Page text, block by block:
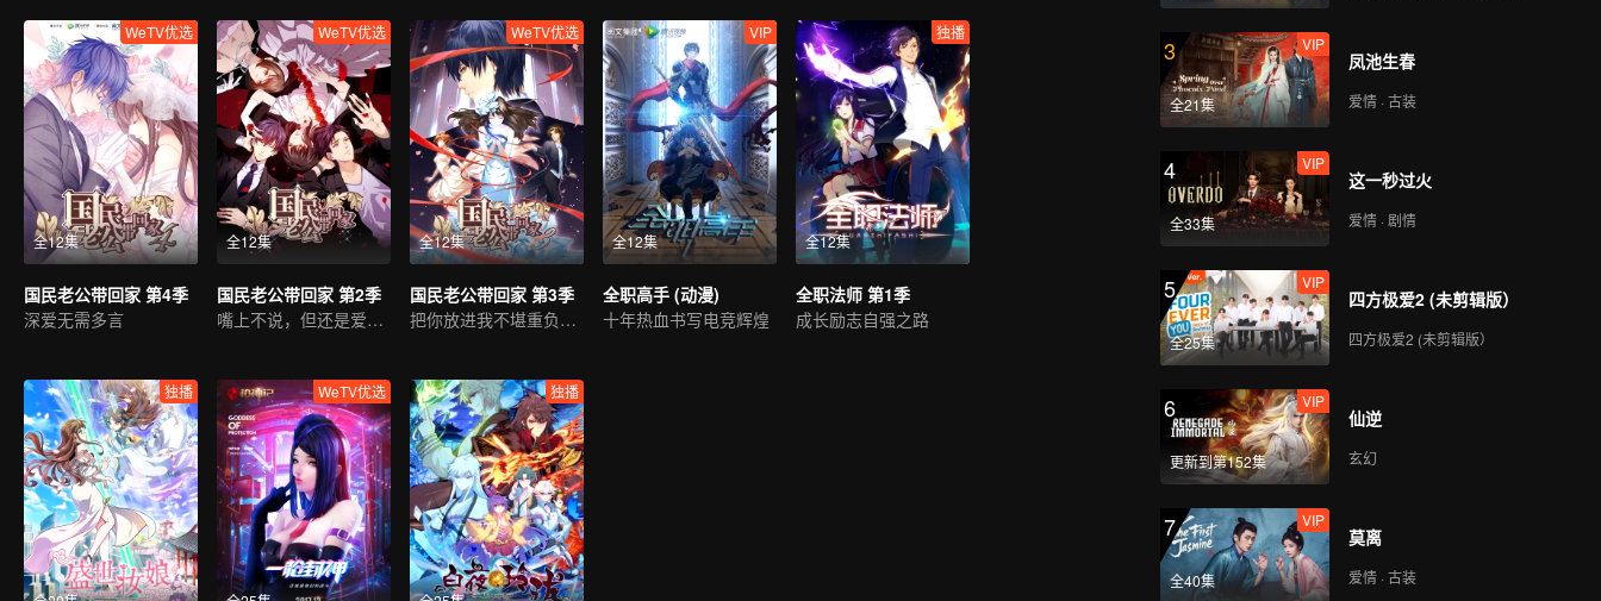
全12集
WeTV优选
国民老公带回家 第4季
深爱无需多言
全12集
WeTV优选
国民老公带回家 第2季
嘴上不说，但还是爱着你
全12集
WeTV优选
国民老公带回家 第3季
把你放进我不堪重负的心底
全12集
VIP
全职高手 (动漫)
十年热血书写电竞辉煌
全12集
独播
全职法师 第1季
成长励志自强之路
独播 WeTV优选 独播
3
全21集
VIP
凤池生春
爱情 · 古装
4
全33集
VIP
这一秒过火
爱情 · 剧情
5
全25集
VIP
四方极爱2 (未剪辑版）
四方极爱2 (未剪辑版）
6
更新到第152集
VIP
仙逆
玄幻
7
全40集
VIP
莫离
爱情 · 古装